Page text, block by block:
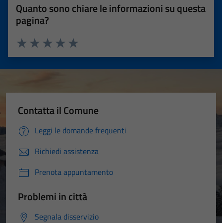
Quanto sono chiare le informazioni su questa
pagina?
Valuta 5 stelle su 5
Valuta 4 stelle su 5
Valuta 3 stelle su 5
Valuta 2 stelle su 5
Valuta 1 stelle su 5
Contatta il Comune
Leggi le domande frequenti
Richiedi assistenza
Prenota appuntamento
Problemi in città
Segnala disservizio